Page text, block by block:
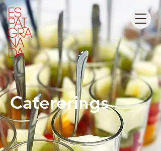
Catererings